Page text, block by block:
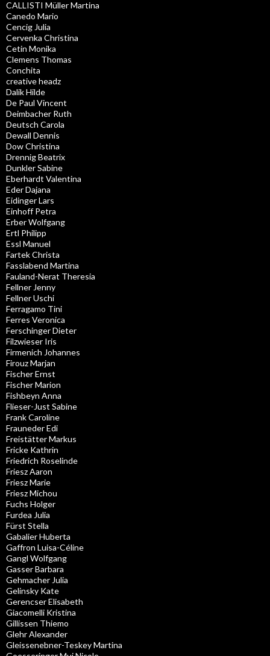
CALLISTI Müller Martina
Canedo Mario
Cencig Julia
Cervenka Christina
Cetin Monika
Clemens Thomas
Conchita
creative headz
Dalik Hilde
De Paul Vincent
Deimbacher Ruth
Deutsch Carola
Dewall Dennis
Dow Christina
Drennig Beatrix
Dunkler Sabine
Eberhardt Valentina
Eder Dajana
Eidinger Lars
Einhoff Petra
Erber Wolfgang
Ertl Philipp
Essl Manuel
Fartek Christa
Fasslabend Martina
Fauland-Nerat Theresia
Fellner Jenny
Fellner Uschi
Ferragamo Tini
Ferres Veronica
Ferschinger Dieter
Filzwieser Iris
Firmenich Johannes
Firouz Marjan
Fischer Ernst
Fischer Marion
Fishbeyn Anna
Flieser-Just Sabine
Frank Caroline
Frauneder Edi
Freistätter Markus
Fricke Kathrin
Friedrich Roselinde
Friesz Aaron
Friesz Marie
Friesz Michou
Fuchs Holger
Furdea Julia
Fürst Stella
Gabalier Huberta
Gaffron Luisa-Céline
Gangl Wolfgang
Gasser Barbara
Gehmacher Julia
Gelinsky Kate
Gerencser Elisabeth
Giacomelli Kristina
Gillissen Thiemo
Glehr Alexander
Gleissenebner-Teskey Martina